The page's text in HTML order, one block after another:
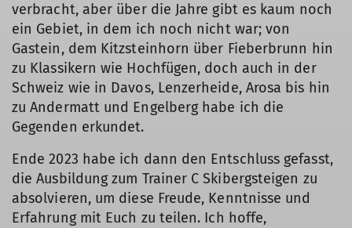
verbracht, aber über die Jahre gibt es kaum noch
ein Gebiet, in dem ich noch nicht war; von
Gastein, dem Kitzsteinhorn über Fieberbrunn hin
zu Klassikern wie Hochfügen, doch auch in der
Schweiz wie in Davos, Lenzerheide, Arosa bis hin
zu Andermatt und Engelberg habe ich die
Gegenden erkundet.
Ende 2023 habe ich dann den Entschluss gefasst,
die Ausbildung zum Trainer C Skibergsteigen zu
absolvieren, um diese Freude, Kenntnisse und
Erfahrung mit Euch zu teilen. Ich hoffe,